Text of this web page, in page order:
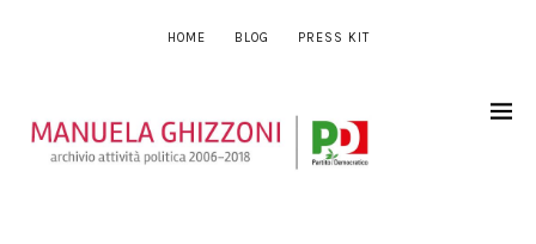
HOME BLOG PRESS KIT